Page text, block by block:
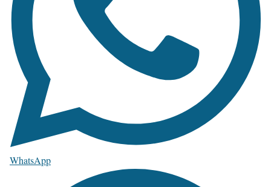
WhatsApp